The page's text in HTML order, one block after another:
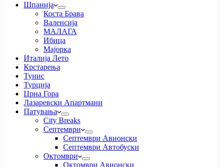
Шпанија
Коста Брава
Валенсија
МАЛАГА
Ибица
Мајорка
Италија Лето
Крстарења
Тунис
Турција
Црна Гора
Лазаревски Апартмани
Патувања
City Breaks
Септември
Септември Авионски
Септември Автобуски
Октомври
Октомври Авионски